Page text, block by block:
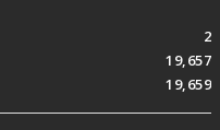
2
19,657
19,659